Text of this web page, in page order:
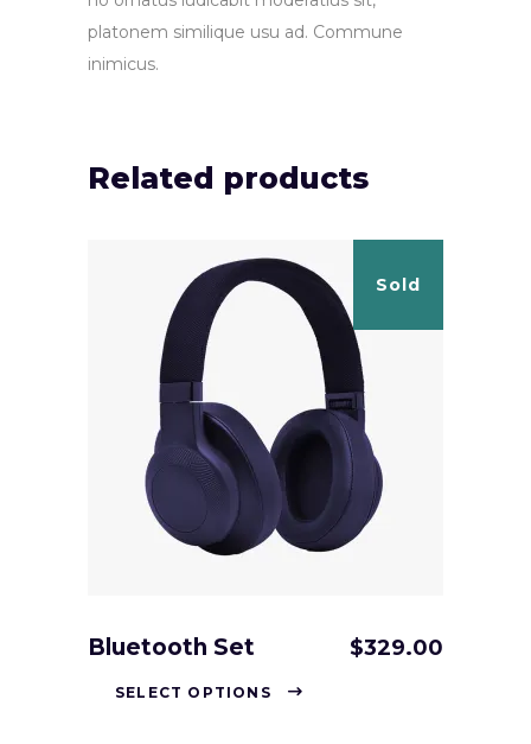
platonem similique usu ad. Commune
inimicus.
Related products
Sold
Bluetooth Set $329.00
SELECT OPTIONS